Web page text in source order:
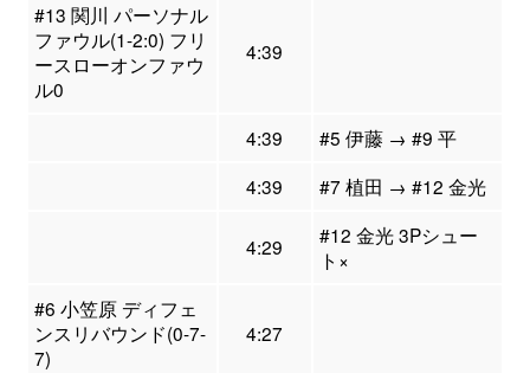
#13 関川 パーソナル
ファウル(1-2:0) フリ
ースローオンファウ
ル0
4:39
4:39
#5 伊藤 → #9 平
4:39
#7 植田 → #12 金光
4:29
#12 金光 3Pシュー
ト×
#6 小笠原 ディフェ
ンスリバウンド(0-7-
7)
4:27